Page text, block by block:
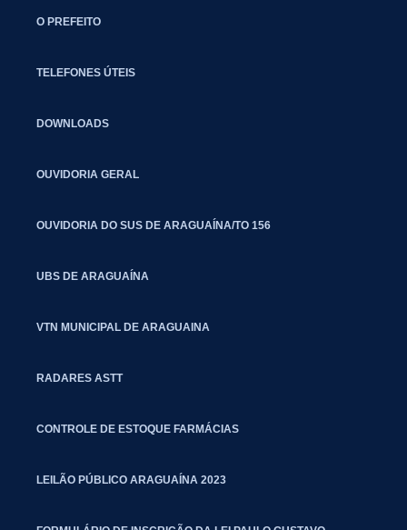
O PREFEITO
TELEFONES ÚTEIS
DOWNLOADS
OUVIDORIA GERAL
OUVIDORIA DO SUS DE ARAGUAÍNA/TO 156
UBS DE ARAGUAÍNA
VTN MUNICIPAL DE ARAGUAINA
RADARES ASTT
CONTROLE DE ESTOQUE FARMÁCIAS
LEILÃO PÚBLICO ARAGUAÍNA 2023